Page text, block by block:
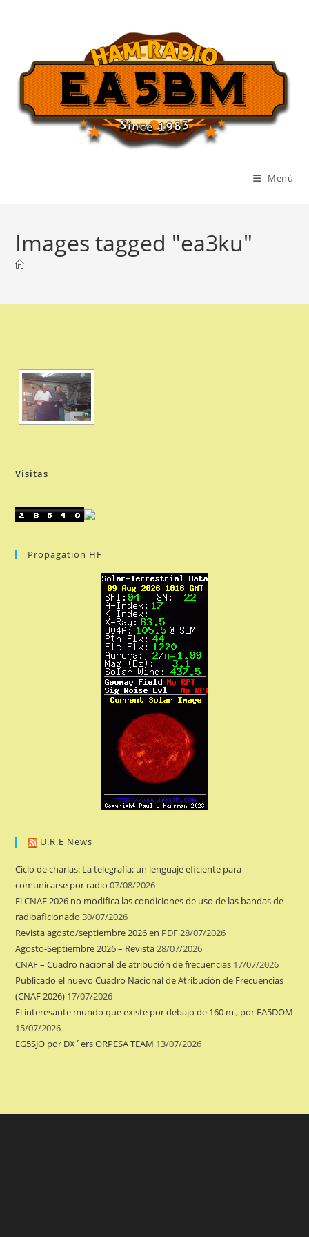
Menú
Images tagged "ea3ku"
Visitas
Propagation HF
U.R.E News
Ciclo de charlas: La telegrafía: un lenguaje eficiente para
comunicarse por radio 07/08/2026
El CNAF 2026 no modifica las condiciones de uso de las bandas de
radioaficionado 30/07/2026
Revista agosto/septiembre 2026 en PDF 28/07/2026
Agosto-Septiembre 2026 – Revista 28/07/2026
CNAF – Cuadro nacional de atribución de frecuencias 17/07/2026
Publicado el nuevo Cuadro Nacional de Atribución de Frecuencias
(CNAF 2026) 17/07/2026
El interesante mundo que existe por debajo de 160 m., por EA5DOM
15/07/2026
EG5SJO por DX´ers ORPESA TEAM 13/07/2026